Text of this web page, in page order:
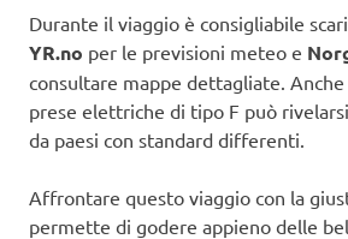
Durante il viaggio è consigliabile
YR.no per le previsioni meteo e
consultare mappe dettagliate.
prese elettriche di tipo F può
da paesi con standard differenti.
Affrontare questo viaggio con la
permette di godere appieno delle